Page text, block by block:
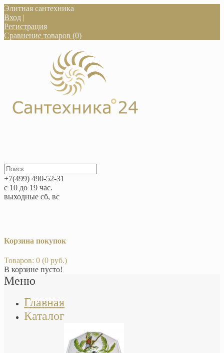
Элитная сантехника
Вход |
Регистрация
Сравнение товаров (0)
+7(499) 490-52-31
с 10 до 19 час.
выходные сб, вс
Корзина покупок
Товаров: 0 (0 руб.)
В корзине пусто!
Меню
Главная
Каталог